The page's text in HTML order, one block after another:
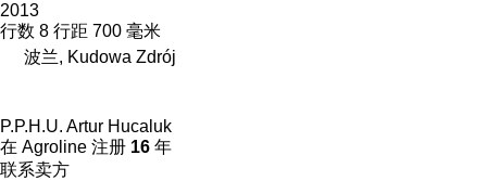
2013
行数 8 行距 700 毫米
波兰, Kudowa Zdrój
P.P.H.U. Artur Hucaluk
在 Agroline 注册 16 年
联系卖方